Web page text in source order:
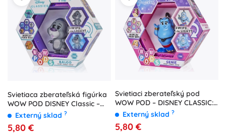
Svietiaca zberateľská figúrka
WOW POD DISNEY Classic –
BalúExterný sklad ?
5,80 €
Svietiaci zberateľský pod
WOW POD – DISNEY CLASSIC:
DžinExterný sklad ?
5,80 €